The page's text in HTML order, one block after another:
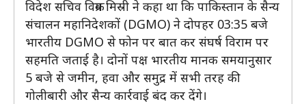
विदेश सचिव विक्रम मिस्री ने कहा था कि पाकिस्तान के सैन्य
संचालन महानिदेशकों (DGMO) ने दोपहर 03:35 बजे
भारतीय DGMO से फोन पर बात कर संघर्ष विराम पर
सहमति जताई है। दोनों पक्ष भारतीय मानक समयानुसार
5 बजे से जमीन, हवा और समुद्र में सभी तरह की
गोलीबारी और सैन्य कार्रवाई बंद कर देंगे।